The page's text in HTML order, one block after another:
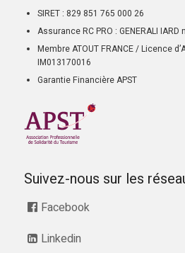
SIRET : 829 851 765 000 26
Assurance RC PRO : GENERALI IARD
Membre ATOUT FRANCE / Licence
IM013170016
Garantie Financière APST
Suivez-nous sur les
Facebook
Linkedin